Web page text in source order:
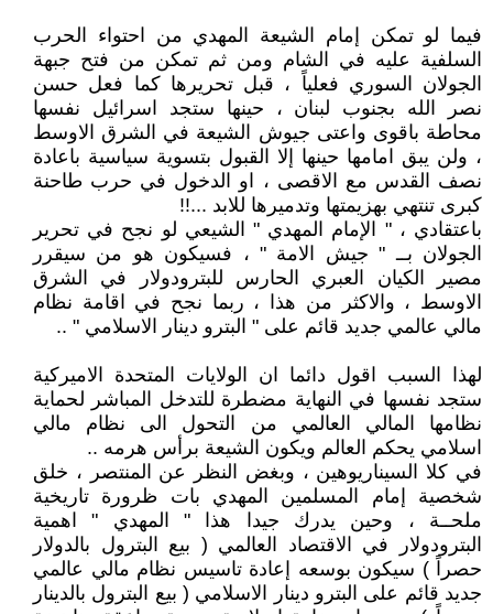
فيما لو تمكن إمام الشيعة المهدي من احتواء الحرب
السلفية عليه في الشام ومن ثم تمكن من فتح جبهة
الجولان السوري فعلياً ، قبل تحريرها كما فعل حسن
نصر الله بجنوب لبنان ، حينها ستجد اسرائيل نفسها
محاطة باقوى واعتى جيوش الشيعة في الشرق الاوسط
، ولن يبق امامها حينها إلا القبول بتسوية سياسية باعادة
نصف القدس مع الاقصى ، او الدخول في حرب طاحنة
كبرى تنتهي بهزيمتها وتدميرها للابد ...!!
باعتقادي ، " الإمام المهدي " الشيعي لو نجح في تحرير
الجولان بــ " جيش الامة " ، فسيكون هو من سيقرر
مصير الكيان العبري الحارس للبترودولار في الشرق
الاوسط ، والاكثر من هذا ، ربما نجح في اقامة نظام
مالي عالمي جديد قائم على " البترو دينار الاسلامي " ..
لهذا السبب اقول دائما ان الولايات المتحدة الاميركية
ستجد نفسها في النهاية مضطرة للتدخل المباشر لحماية
نظامها المالي العالمي من التحول الى نظام مالي
اسلامي يحكم العالم ويكون الشيعة برأس هرمه ..
في كلا السيناريوهين ، وبغض النظر عن المنتصر ، خلق
شخصية إمام المسلمين المهدي بات ظرورة تاريخية
ملحــة ، وحين يدرك جيدا هذا " المهدي " اهمية
البترودولار في الاقتصاد العالمي ( بيع البترول بالدولار
حصراً ) سيكون بوسعه إعادة تاسيس نظام مالي عالمي
جديد قائم على البترو دينار الاسلامي ( بيع البترول بالدينار